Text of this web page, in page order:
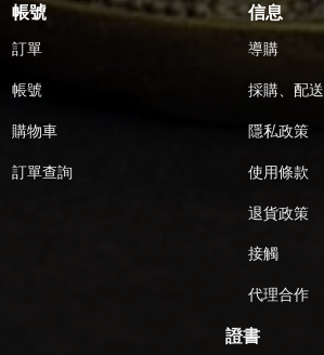
帳號
訂單
帳號
購物車
訂單查詢
信息
導購
採購、配送
隱私政策
使用條款
退貨政策
接觸
代理合作
證書